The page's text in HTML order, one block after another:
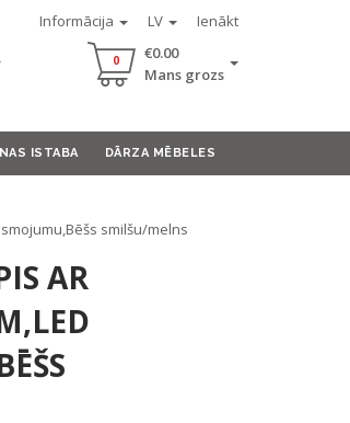
Informācija LV Ienākt
0
€0.00
Mans grozs
ISTABA DĀRZA MĒBELES
smilšu/melns
AR